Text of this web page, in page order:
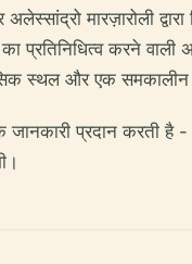
अलेस्सांद्रो
प्रतिनिधित्व करने
स्थल और एक
जानकारी प्रदान